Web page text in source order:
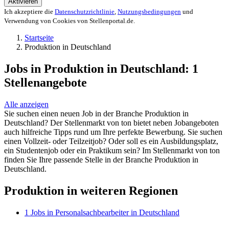
Ich akzeptiere die Datenschutzrichtlinie, Nutzungsbedingungen und
Verwendung von Cookies von Stellenportal.de.
Startseite
Produktion in Deutschland
Jobs in Produktion in Deutschland: 1
Stellenangebote
Alle anzeigen
Sie suchen einen neuen Job in der Branche Produktion in
Deutschland? Der Stellenmarkt von ton bietet neben Jobangeboten
auch hilfreiche Tipps rund um Ihre perfekte Bewerbung. Sie suchen
einen Vollzeit- oder Teilzeitjob? Oder soll es ein Ausbildungsplatz,
ein Studentenjob oder ein Praktikum sein? Im Stellenmarkt von ton
finden Sie Ihre passende Stelle in der Branche Produktion in
Deutschland.
Produktion in weiteren Regionen
1 Jobs in Personalsachbearbeiter in Deutschland